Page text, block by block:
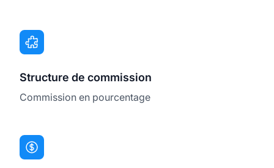
Structure de commission
Commission en pourcentage